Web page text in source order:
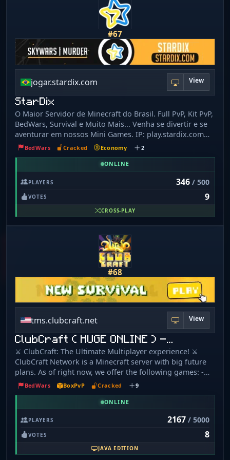
the joy of shared moments. Your epic journey awaits at
#67
jogar.stardix.com View
StarDix
O Maior Servidor de Minecraft do Brasil. Full PvP, Kit PvP,
BedWars, Survival e Muito Mais... Venha se divertir e se
aventurar em nossos Mini Games. IP: play.stardix.com
Nossas redes sociais: Site: https://stardix.com Loja:
https://loja.stardix.com Discord: https://dc.stardix.com
YouTube: https://yt.stardix.com Fórum:
BedWars Cracked Economy 2
ONLINE
PLAYERS 346/ 500
VOTES 9
CROSS-PLAY
#68
tms.clubcraft.net View
ClubCraft ( HUGE ONLINE ) -…
⚔️ ClubCraft: The Ultimate Multiplayer experience! ⚔️
ClubCraft Network is a Minecraft server with big future
plans. As of right now, we offer the following games: -
BedWars - Survival (SMP) - SkyPVP - BoxPVP - Lifesteal -
Creative - And so much more 🔗Discord:
https://discord.clubcraft.net/ 🔗IP: tms.clubcraft.net
BedWars BoxPvP Cracked 9
ONLINE
PLAYERS 2167/ 5000
VOTES 8
JAVA EDITION